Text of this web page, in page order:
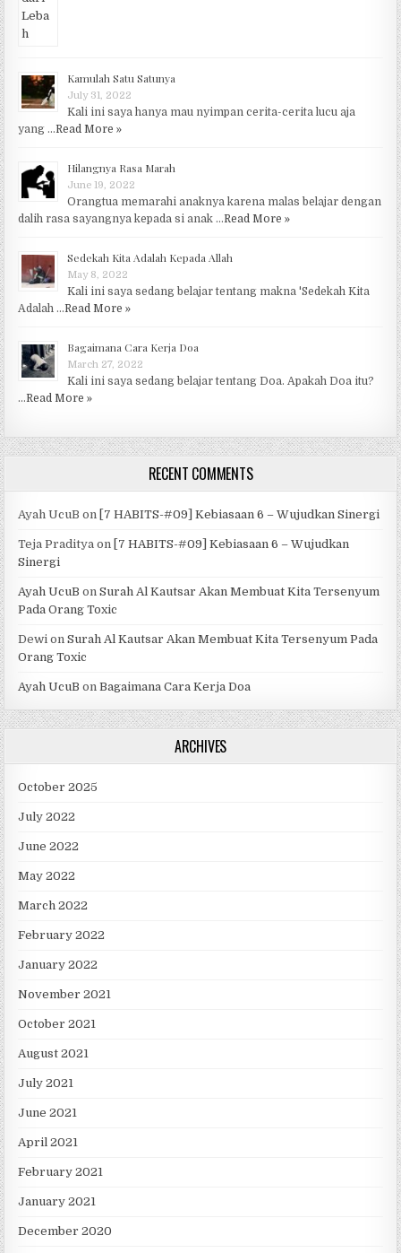
Kamulah Satu Satunya
July 31, 2022
Kali ini saya hanya mau nyimpan cerita-cerita lucu aja
yang …Read More »
Hilangnya Rasa Marah
June 19, 2022
Orangtua memarahi anaknya karena malas belajar dengan
dalih rasa sayangnya kepada si anak …Read More »
Sedekah Kita Adalah Kepada Allah
May 8, 2022
Kali ini saya sedang belajar tentang makna 'Sedekah Kita
Adalah …Read More »
Bagaimana Cara Kerja Doa
March 27, 2022
Kali ini saya sedang belajar tentang Doa. Apakah Doa itu?
…Read More »
RECENT COMMENTS
Ayah UcuB on [7 HABITS-#09] Kebiasaan 6 – Wujudkan Sinergi
Teja Praditya on [7 HABITS-#09] Kebiasaan 6 – Wujudkan
Sinergi
Ayah UcuB onSurah Al Kautsar Akan Membuat Kita Tersenyum
Pada Orang Toxic
Dewi onSurah Al Kautsar Akan Membuat Kita Tersenyum Pada
Orang Toxic
Ayah UcuB onBagaimana Cara Kerja Doa
ARCHIVES
October 2025
July 2022
June 2022
May 2022
March 2022
February 2022
January 2022
November 2021
October 2021
August 2021
July 2021
June 2021
April 2021
February 2021
January 2021
December 2020